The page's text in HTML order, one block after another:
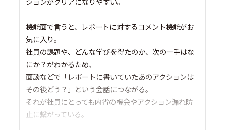
機能面で言うと、レポートに対するコメント機能がお
気に入り。
社員の課題や、どんな学びを得たのか、次の一手はな
にか？がわかるため、
面談などで「レポートに書いていたあのアクションは
その後どう？」という会話につながる。
それが社員にとっても内省の機会やアクション漏れ防
止に繋がっている。